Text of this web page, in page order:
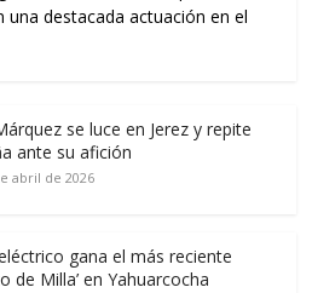
una destacada actuación en el
se luce en Jerez y repite
ante su afición
abril de 2026
gana el más reciente
de Milla’ en Yahuarcocha